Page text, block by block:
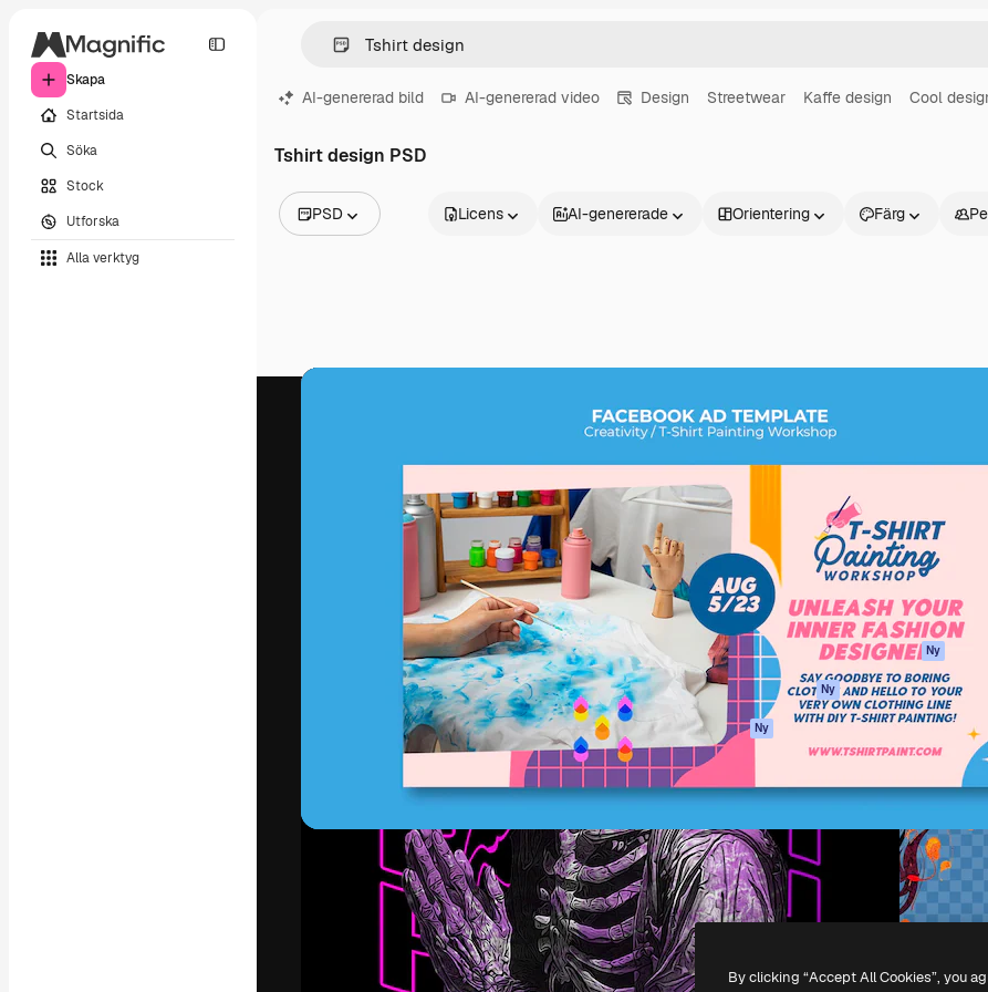
Skapa
Startsida
Söka
Stock
Utforska
Alla verktyg
AI-genererad bild AI-genererad video Design Streetwear Kaffe design Cool
Tshirt design PSD
PSD
Videor
Licens AI-genererade Orientering Färg
Den kreativa plattformen för att förverkliga
ditt bästa arbete. Mer än 1 miljon
prenumeranter bland kreatörer, företag,
byråer och studior.
Svenska
Spaces
AI-assistent
AI-bildgenerator
AI-videogenerator
AI-röstgenerator
Stock-innehåll
MCP för
Claude/ChatGPT
Ny
Agenter Ny
API
Mobilapp
verktyg
Academy
Dokumentation
Support
Användarvillkor
Integritetspolicy
Original Ny
Cookies policy
Förtroendecenter
Företag
Copyright © 2010-2026 Freepik Company S.L.U.Alla rättigheter reserverade
By clicking “Accept All Cookies”, you